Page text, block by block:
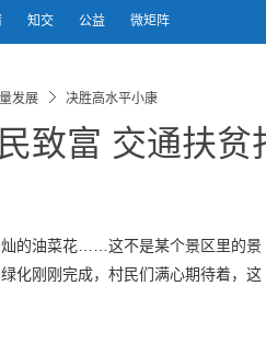
知交 公益 微矩阵
发展 决胜高水平小康
致富 交通扶贫
灿的油菜花……这不是某个景区里的景
化刚刚完成，村民们满心期待着，这